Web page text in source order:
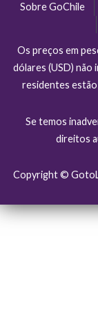
Sobre GoChile
Os preços em
dólares (USD) não
residentes estão
Se temos
direitos
Copyright ©